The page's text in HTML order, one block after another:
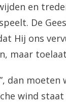
en
De
Hij ons
maar
dan
wind